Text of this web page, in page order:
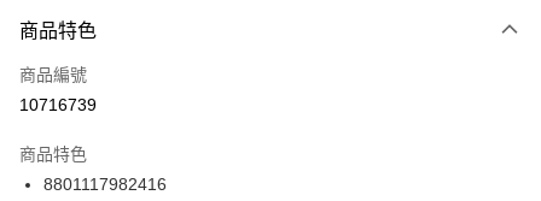
信用卡一次付款
信用卡分期付款
合作金庫商業銀行
華南商業銀行
商品特色
商品編號
10716739
商品特色
8801117982416